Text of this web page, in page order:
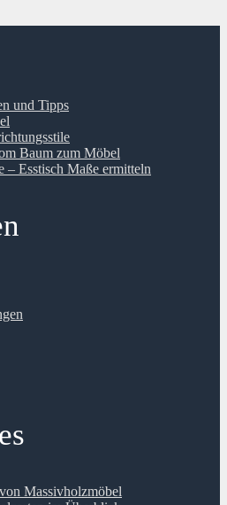
und Tipps
Baum zum Möbel
– Esstisch Maße ermitteln
Massivholzmöbel